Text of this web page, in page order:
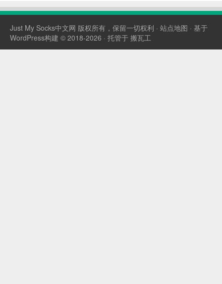
理 直接...
Just My Socks中文网 版权所有，保留一切权利 · 站点地图 · 基于
WordPress构建 © 2018-2026 · 托管于 搬瓦工